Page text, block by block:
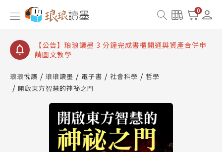
0
【公告】琅琅讀墨數位閱讀資產合併與書櫃開通申請
【公告】琅琅讀墨書櫃開通常見問題
【公告】琅琅讀墨 3 分鐘完成書櫃開通與資產合併申
請圖文教學
查詢
【公告】琅琅讀墨數位閱讀資產合併與書櫃開通申請
琅琅悅讀 琅琅讀墨 電子書 社會科學
哲學
開啟東方智慧的神祕之門